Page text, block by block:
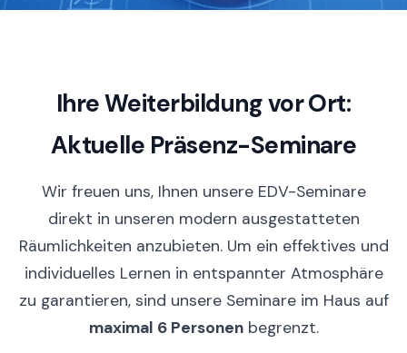
Ihre Weiterbildung vor Ort:
Aktuelle Präsenz-Seminare
Wir freuen uns, Ihnen unsere EDV-Seminare
direkt in unseren modern ausgestatteten
Räumlichkeiten anzubieten. Um ein effektives und
individuelles Lernen in entspannter Atmosphäre
zu garantieren, sind unsere Seminare im Haus auf
maximal 6 Personenbegrenzt.